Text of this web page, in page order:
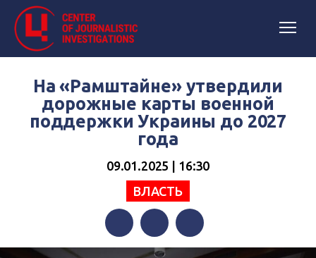
На «Рамштайне» утвердили
дорожные карты военной
поддержки Украины до 2027
года
09.01.2025 | 16:30
ВЛАСТЬ
FacebookTwitterTelegram